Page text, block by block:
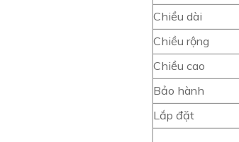
Chiều dài
Chiều rộng
Chiều cao
Bảo hành
Lắp đặt